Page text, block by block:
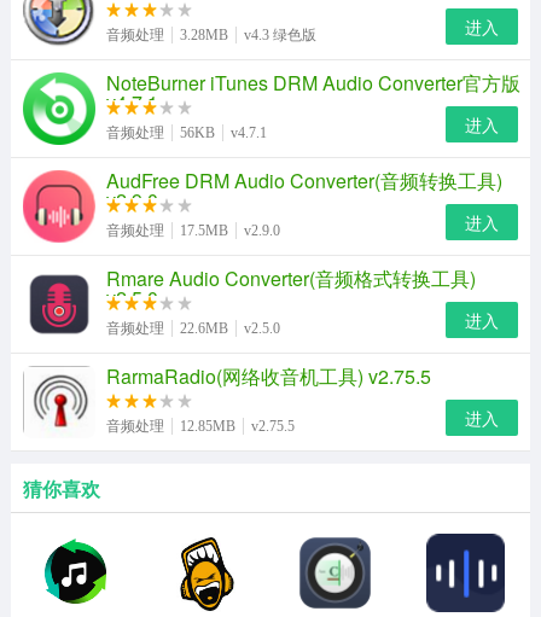
音频处理 3.28MB v4.3 绿色版 进入
NoteBurner iTunes DRM Audio Converter官方版
v4.7.1
音频处理 56KB v4.7.1 进入
AudFree DRM Audio Converter(音频转换工具)
v2.9.0
音频处理 17.5MB v2.9.0 进入
Rmare Audio Converter(音频格式转换工具)
v2.5.0
音频处理 22.6MB v2.5.0 进入
RarmaRadio(网络收音机工具) v2.75.5
音频处理 12.85MB v2.75.5 进入
猜你喜欢